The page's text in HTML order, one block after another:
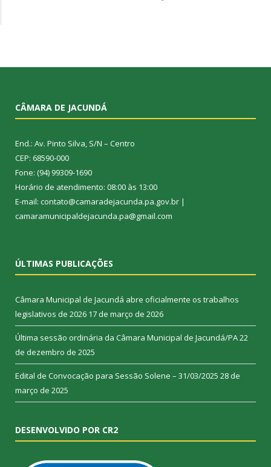
CÂMARA DE JACUNDÁ
End.: Av. Pinto Silva, S/N – Centro
CEP: 68590-000
Fone: (94) 99309-1690
Horário de atendimento: 08:00 às 13:00
E-mail: contato@camaradejacunda.pa.gov.br |
camaramunicipaldejacunda.pa@gmail.com
ÚLTIMAS PUBLICAÇÕES
Câmara Municipal de Jacundá abre oficialmente os trabalhos
legislativos de 2026 17 de março de 2026
Última sessão ordinária da Câmara Municipal de Jacundá/PA22
de dezembro de 2025
Edital de Convocação para Sessão Solene – 31/03/2025 28 de
março de 2025
DESENVOLVIDO POR CR2